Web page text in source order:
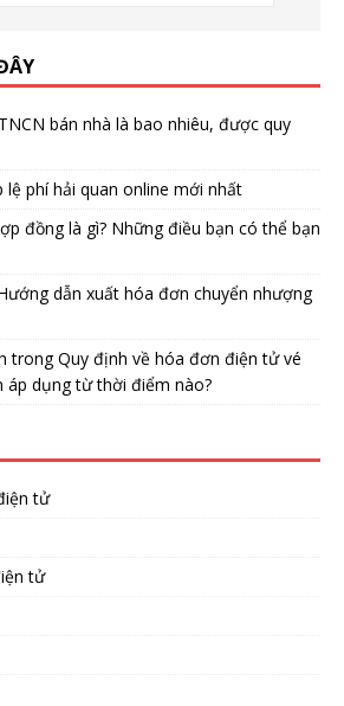
bán nhà là bao nhiêu, được quy
lệ phí hải quan online mới nhất
đồng là gì? Những điều bạn có thể bạn
dẫn xuất hóa đơn chuyển nhượng
trongQuy định về hóa đơn điện tử vé
áp dụng từ thời điểm nào?
tử
tử